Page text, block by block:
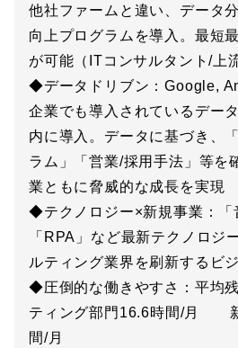
他社ファームと違い、データ
向上プログラムを導入。最短
が可能（ITコンサルタント/上
◆データドリブン：Google,
企業でも導入されているデー
内に導入。データに基づき、
ラム」「営業/採用手法」等を
業ともに脅威的な成長を実現
◆テクノロジー×新規事業：「
「RPA」など最新テクノロジ
ルティング業界を刷新するビ
◆圧倒的な働きやすさ：平均
ティング部門16.6時間/月
間/月